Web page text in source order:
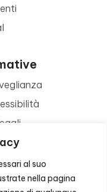
al suo
nella pagina